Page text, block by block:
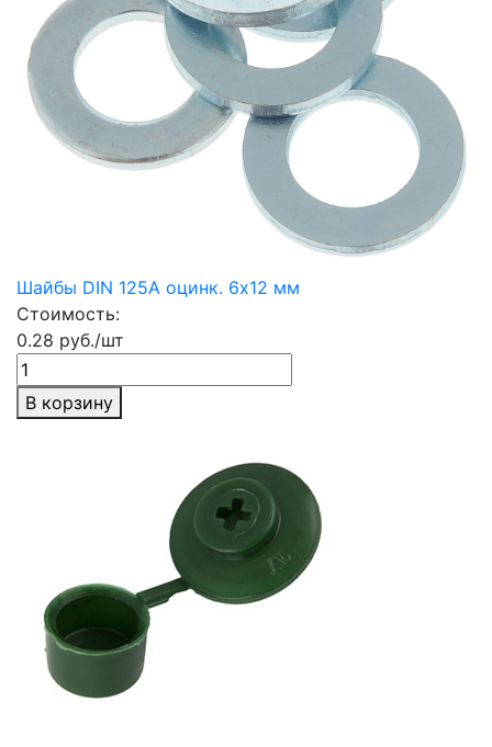
Шайбы DIN 125A оцинк. 6х12 мм
Стоимость:
0.28 руб./шт
В корзину